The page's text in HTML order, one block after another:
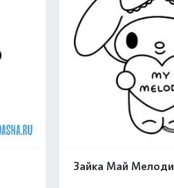
Зайка Май Мелоди